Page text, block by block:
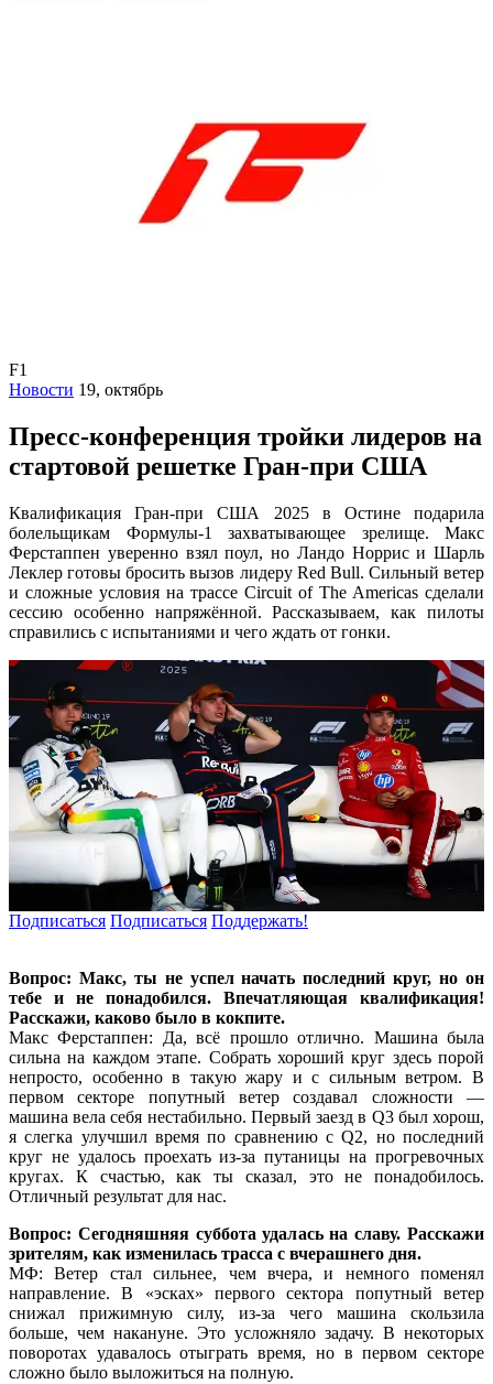
F1
Новости 19, октябрь
Пресс-конференция тройки лидеров на
стартовой решетке Гран-при США
Квалификация Гран-при США 2025 в Остине подарила
болельщикам Формулы-1 захватывающее зрелище. Макс
Ферстаппен уверенно взял поул, но Ландо Норрис и Шарль
Леклер готовы бросить вызов лидеру Red Bull. Сильный ветер
и сложные условия на трассе Circuit of The Americas сделали
сессию особенно напряжённой. Рассказываем, как пилоты
справились с испытаниями и чего ждать от гонки.
Подписаться Подписаться Поддержать!
Вопрос: Макс, ты не успел начать последний круг, но он
тебе и не понадобился. Впечатляющая квалификация!
Расскажи, каково было в кокпите.
Макс Ферстаппен: Да, всё прошло отлично. Машина была
сильна на каждом этапе. Собрать хороший круг здесь порой
непросто, особенно в такую жару и с сильным ветром. В
первом секторе попутный ветер создавал сложности —
машина вела себя нестабильно. Первый заезд в Q3 был хорош,
я слегка улучшил время по сравнению с Q2, но последний
круг не удалось проехать из-за путаницы на прогревочных
кругах. К счастью, как ты сказал, это не понадобилось.
Отличный результат для нас.
Вопрос: Сегодняшняя суббота удалась на славу. Расскажи
зрителям, как изменилась трасса с вчерашнего дня.
МФ: Ветер стал сильнее, чем вчера, и немного поменял
направление. В «эсках» первого сектора попутный ветер
снижал прижимную силу, из-за чего машина скользила
больше, чем накануне. Это усложняло задачу. В некоторых
поворотах удавалось отыграть время, но в первом секторе
сложно было выложиться на полную.